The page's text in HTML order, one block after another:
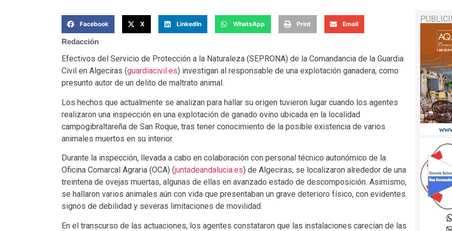
Facebook X LinkedIn WhatsApp Print Email
Redacción
Efectivos del Servicio de Protección a la Naturaleza (SEPRONA) de la Comandancia de la Guardia
Civil en Algeciras (guardiacivil.es) investigan al responsable de una explotación ganadera, como
presunto autor de un delito de maltrato animal.
Los hechos que actualmente se analizan para hallar su origen tuvieron lugar cuando los agentes
realizaron una inspección en una explotación de ganado ovino ubicada en la localidad
campogibraltareña de San Roque, tras tener conocimiento de la posible existencia de varios
animales muertos en su interior.
Durante la inspección, llevada a cabo en colaboración con personal técnico autonómico de la
Oficina Comarcal Agraria (OCA) (juntadeandalucia.es) de Algeciras, se localizaron alrededor de una
treintena de ovejas muertas, algunas de ellas en avanzado estado de descomposición. Asimismo,
se hallaron varios animales aún con vida que presentaban un grave deterioro físico, con evidentes
signos de debilidad y severas limitaciones de movilidad.
En el transcurso de las actuaciones, los agentes constataron que las instalaciones carecían de las